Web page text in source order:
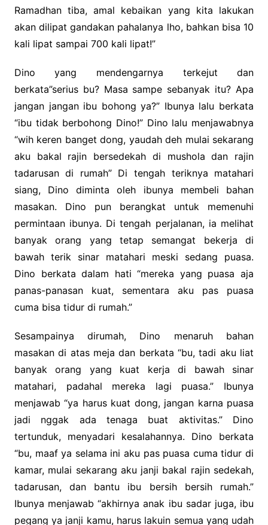
Ramadhan tiba, amal kebaikan yang kita lakukan
akan dilipat gandakan pahalanya lho, bahkan bisa 10
kali lipat sampai 700 kali lipat!”
Dino yang mendengarnya terkejut dan
berkata”serius bu? Masa sampe sebanyak itu? Apa
jangan jangan ibu bohong ya?” Ibunya lalu berkata
“ibu tidak berbohong Dino!” Dino lalu menjawabnya
“wih keren banget dong, yaudah deh mulai sekarang
aku bakal rajin bersedekah di mushola dan rajin
tadarusan di rumah” Di tengah teriknya matahari
siang, Dino diminta oleh ibunya membeli bahan
masakan. Dino pun berangkat untuk memenuhi
permintaan ibunya. Di tengah perjalanan, ia melihat
banyak orang yang tetap semangat bekerja di
bawah terik sinar matahari meski sedang puasa.
Dino berkata dalam hati “mereka yang puasa aja
panas-panasan kuat, sementara aku pas puasa
cuma bisa tidur di rumah.”
Sesampainya dirumah, Dino menaruh bahan
masakan di atas meja dan berkata “bu, tadi aku liat
banyak orang yang kuat kerja di bawah sinar
matahari, padahal mereka lagi puasa.” Ibunya
menjawab “ya harus kuat dong, jangan karna puasa
jadi nggak ada tenaga buat aktivitas.” Dino
tertunduk, menyadari kesalahannya. Dino berkata
“bu, maaf ya selama ini aku pas puasa cuma tidur di
kamar, mulai sekarang aku janji bakal rajin sedekah,
tadarusan, dan bantu ibu bersih bersih rumah.”
Ibunya menjawab “akhirnya anak ibu sadar juga, ibu
pegang ya janji kamu, harus lakuin semua yang udah